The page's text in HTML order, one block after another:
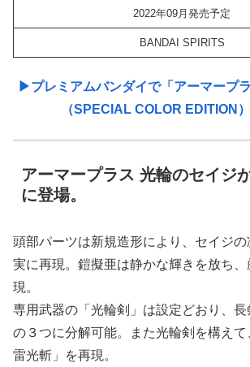
2022年09月発売予定
BANDAI SPIRITS
▶︎プレミアムバンダイで「アーマープ
（SPECIAL COLOR EDITION
アーマープラス 光輪のセイジ
に登場。
頭部パーツは新規造形により、セイジ
実に再現。鎧擬亜は静かな輝きを放ち
現。
専用武器の「光輪剣」は設定どおり、長
の３つに分解可能。また光輪剣を構え
雷光斬」を再現。